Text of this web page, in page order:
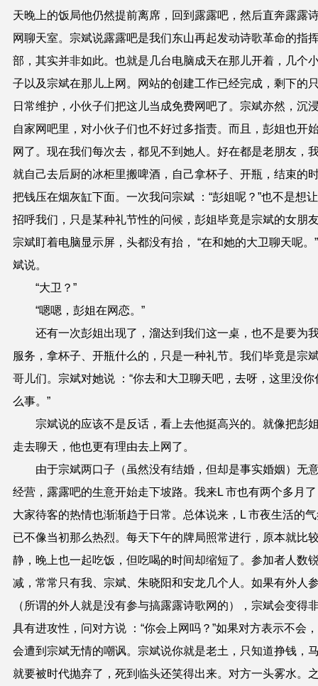
天晚上的饭局他仍然提前离席，回到露露吧，然后直奔露露
网聊天室。宗斌说露露吧是我们东山再起发动诗歌革命的指
部，其实并非如此。也就是几台电脑成天在那儿开着，几个
子以及宗斌在那儿上网。网站的创建工作已经完成，剩下的
日常维护，小伙子们把这儿当成免费网吧了。宗斌亦然，沉
自家网吧里，对小伙子们也不好过多指责。而且，彭姐也开
网了。现在我们每次去，都见不到她人。好在都是老朋友，
就自己去后厨的冰柜里搬啤酒，自己拿杯子、开瓶，结束的
把钱压在烟灰缸下面。一次我问宗斌 ：“彭姐呢？”也不是想
招呼我们，只是某种礼节性的问候，彭姐毕竟是宗斌的女朋
宗斌盯着电脑显示屏，头都没有抬， “在和她的大卫聊天呢。
斌说。
“大卫？”
“嗯嗯，彭姐在网恋。”
还有一次彭姐出现了，溜达到我们这一桌，也不是要为
服务，拿杯子、开瓶什么的，只是一种礼节。我们毕竟是宗
哥儿们。宗斌对她说 ：“你去和大卫聊天吧，去呀，这里没你
么事。”
宗斌说的应该不是反话，看上去他挺高兴的。就像把彭
走去聊天，他也更有理由去上网了。
由于宗斌两口子（虽然没有结婚，但却是事实婚姻）无
经营，露露吧的生意开始走下坡路。我来L 市也有两个多月
大家待客的热情也渐渐趋于日常。总体说来，L 市夜生活的
已不像当初那么热烈。每天下午的牌局照常进行，原本就比
静，晚上也一起吃饭，但吃喝的时间却缩短了。参加者人数
减，常常只有我、宗斌、朱晓阳和安龙几个人。如果有外人
（所谓的外人就是没有参与搞露露诗歌网的），宗斌会变得
具有进攻性，问对方说 ：“你会上网吗？”如果对方表示不会
会遭到宗斌无情的嘲讽。宗斌说你就是老土，只知道挣钱，
就要被时代抛弃了，死到临头还笑得出来。对方一头雾水。